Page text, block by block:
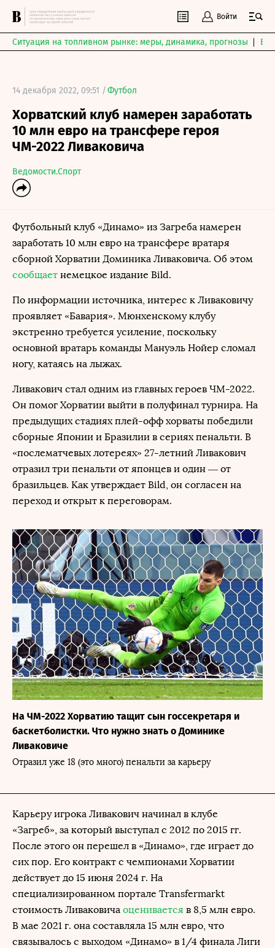
Войти
Ситуация на топливном рынке: меры, динамика, прогнозы
14 декабря 2022, 09:51 /Футбол
Хорватский клуб намерен заработать
10 млн евро на трансфере героя
ЧМ-2022 Ливаковича
Ведомости.Спорт
Футбольный клуб «Динамо» из Загреба намерен
заработать 10 млн евро на трансфере вратаря
сборной Хорватии Доминика Ливаковича. Об этом
сообщает немецкое издание Bild.
По информации источника, интерес к Ливаковичу
проявляет «Бавария». Мюнхенскому клубу
экстренно требуется усиление, поскольку
основной вратарь команды Мануэль Нойер сломал
ногу, катаясь на лыжах.
Ливакович стал одним из главных героев ЧМ-2022.
Он помог Хорватии выйти в полуфинал турнира. На
предыдущих стадиях плей-офф хорваты победили
сборные Японии и Бразилии в сериях пенальти. В
«послематчевых лотереях» 27-летний Ливакович
отразил три пенальти от японцев и один — от
бразильцев. Как утверждает Bild, он согласен на
переход и открыт к переговорам.
На ЧМ-2022 Хорватию тащит сын госсекретаря и
баскетболистки. Что нужно знать о Доминике
Ливаковиче
Отразил уже 18 (это много) пенальти за карьеру
Карьеру игрока Ливакович начинал в клубе
«Загреб», за который выступал с 2012 по 2015 гг.
После этого он перешел в «Динамо», где играет до
сих пор. Его контракт с чемпионами Хорватии
действует до 15 июня 2024 г. На
специализированном портале Transfermarkt
стоимость Ливаковича оценивается в 8,5 млн евро.
В мае 2021 г. она составляла 15 млн евро, что
связывалось с выходом «Динамо» в 1/4 финала Лиги